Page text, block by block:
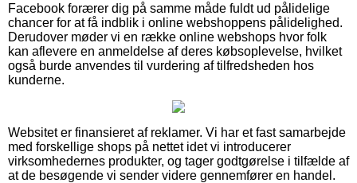
Facebook forærer dig på samme måde fuldt ud pålidelige
chancer for at få indblik i online webshoppens pålidelighed.
Derudover møder vi en række online webshops hvor folk
kan aflevere en anmeldelse af deres købsoplevelse, hvilket
også burde anvendes til vurdering af tilfredsheden hos
kunderne.
Websitet er finansieret af reklamer. Vi har et fast samarbejde
med forskellige shops på nettet idet vi introducerer
virksomhedernes produkter, og tager godtgørelse i tilfælde af
at de besøgende vi sender videre gennemfører en handel.